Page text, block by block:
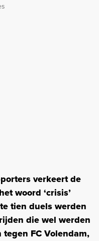
verkeert de
woord ‘crisis’
tien duels werden
die wel werden
FC Volendam,